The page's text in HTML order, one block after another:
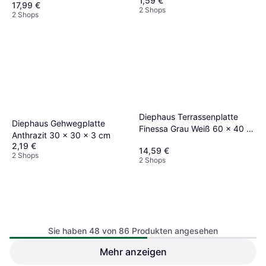
17,99 €
2 Shops
2 Shops
Diephaus Gehwegplatte
Anthrazit 30 x 30 x 3 cm
2,19 €
2 Shops
Diephaus Terrassenplatte
Finessa Grau Weiß 60 x 40 x
14,59 €
2 Shops
Sie haben 48 von 86 Produkten angesehen
Mehr anzeigen